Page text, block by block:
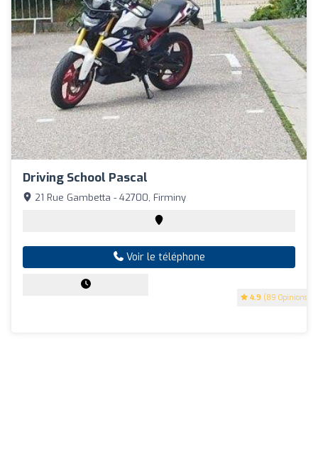
Driving School Pascal
4.9 (89 Opinions)
21 Rue Gambetta - 42700, Firminy
Voir le téléphone